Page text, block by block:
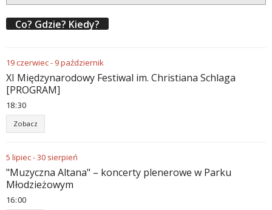
Co? Gdzie? Kiedy?
19czerwiec- 9październik
XI Międzynarodowy Festiwal im. Christiana Schlaga
[PROGRAM]
18:30
Zobacz
5 lipiec-30 sierpień
"Muzyczna Altana" – koncerty plenerowe w Parku
Młodzieżowym
16:00